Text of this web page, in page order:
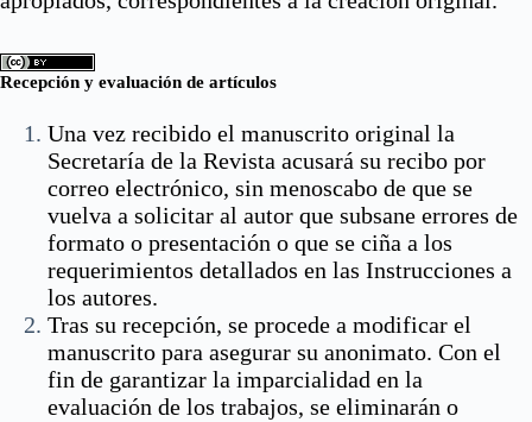
Recepción y evaluación de artículos
Una vez recibido el manuscrito original la
Secretaría de la Revista acusará su recibo por
correo electrónico, sin menoscabo de que se
vuelva a solicitar al autor que subsane errores de
formato o presentación o que se ciña a los
requerimientos detallados en las Instrucciones a
los autores.
Tras su recepción, se procede a modificar el
manuscrito para asegurar su anonimato. Con el
fin de garantizar la imparcialidad en la
evaluación de los trabajos, se eliminarán o